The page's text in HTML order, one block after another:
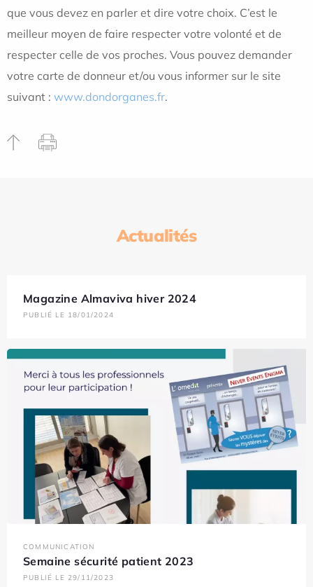
que vous devez en parler et dire votre choix. C’est le
meilleur moyen de faire respecter votre volonté et de
respecter celle de vos proches. Vous pouvez demander
votre carte de donneur et/ou vous informer sur le site
suivant : www.dondorganes.fr.
Actualités
Magazine Almaviva hiver 2024
PUBLIÉ LE 18/01/2024
COMMUNICATION
Semaine sécurité patient 2023
PUBLIÉ LE 29/11/2023